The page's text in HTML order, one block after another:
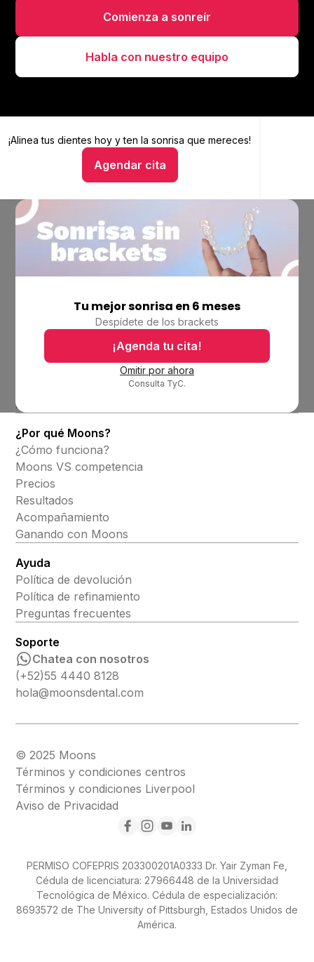
Comienza a sonreír
Habla con nuestro equipo
¡Alinea tus dientes hoy yten la sonrisa que mereces!
Agendar cita
Alinea tus dientes hoy y ten la sonrisa que mereces
Hablar con un asesor
Tu mejor sonrisa en 6 meses
Despídete de los brackets
¡Agenda tu cita!
Omitir por ahora
Consulta TyC.
Alineadores invisibles
¿Por qué Moons?
¿Cómo funciona?
Moons VS competencia
Precios
Resultados
Acompañamiento
Ganando con Moons
Ayuda
Política de devolución
Política de refinamiento
Preguntas frecuentes
Soporte
Chatea con nosotros
(+52)55 4440 8128
hola@moonsdental.com
© 2025 Moons
Términos y condiciones centros
Términos y condiciones Liverpool
Aviso de Privacidad
PERMISO COFEPRIS 203300201A0333 Dr. Yair Zyman Fe,
Cédula de licenciatura: 27966448 de la Universidad
Tecnológica de México. Cédula de especialización:
8693572 de The University of Pittsburgh, Estados Unidos de
América.